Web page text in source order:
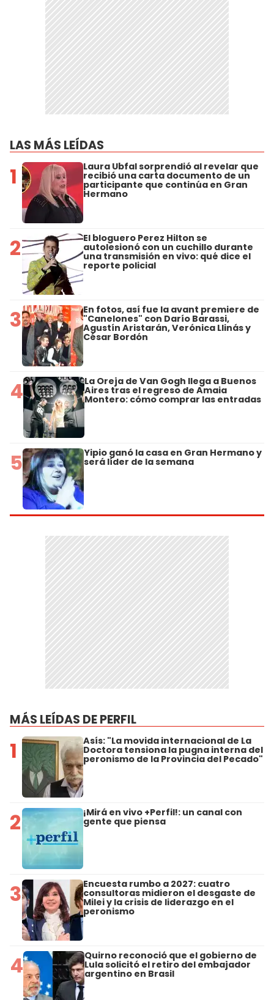
LAS MÁS LEÍDAS
1 Laura Ubfal sorprendió al revelar que
recibió una carta documento de un
participante que continúa en Gran
Hermano
2 El bloguero Perez Hilton se
autolesionó con un cuchillo durante
una transmisión en vivo: qué dice el
reporte policial
3 En fotos, así fue la avant premiere de
"Canelones" con Darío Barassi,
Agustín Aristarán, Verónica Llinás y
César Bordón
4 La Oreja de Van Gogh llega a Buenos
Aires tras el regreso de Amaia
Montero: cómo comprar las entradas
5 Yipio ganó la casa en Gran Hermano y
será líder de la semana
MÁS LEÍDAS DE PERFIL
1 Asís: "La movida internacional de La
Doctora tensiona la pugna interna del
peronismo de la Provincia del Pecado"
2 ¡Mirá en vivo +Perfil!: un canal con
gente que piensa
3 Encuesta rumbo a 2027: cuatro
consultoras midieron el desgaste de
Milei y la crisis de liderazgo en el
peronismo
4 Quirno reconoció que el gobierno de
Lula solicitó el retiro del embajador
argentino en Brasil